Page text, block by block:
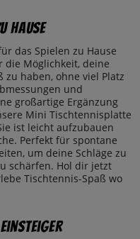
Hause
das Spielen zu Hause
die Möglichkeit, deine
zu haben, ohne viel Platz
und
großartige Ergänzung
Mini Tischtennisplatte
ist leicht aufzubauen
Perfekt für spontane
um deine Schläge zu
schärfen. Hol dir jetzt
Tischtennis-Spaß wo